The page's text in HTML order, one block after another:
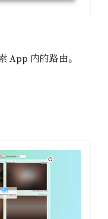
App 内的路由。